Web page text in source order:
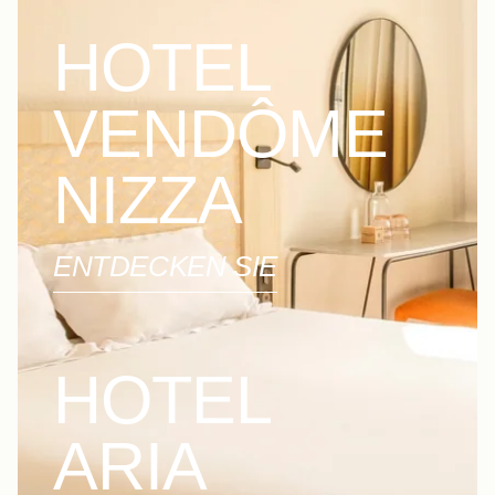
HOTEL
VENDÔME
NIZZA
ENTDECKEN SIE
HOTEL
ARIA